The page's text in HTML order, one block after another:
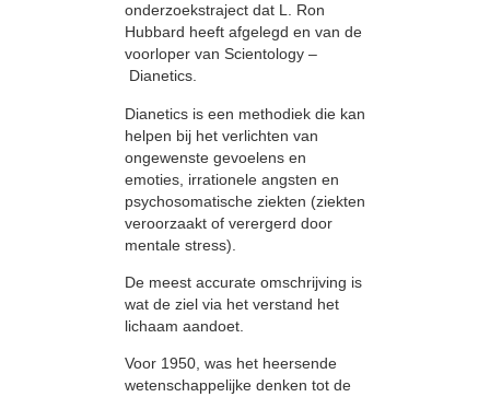
onderzoekstraject dat L. Ron
Hubbard heeft afgelegd en van de
voorloper van Scientology –
Dianetics.
Dianetics is een methodiek die kan
helpen bij het verlichten van
ongewenste gevoelens en
emoties, irrationele angsten en
psychosomatische ziekten (ziekten
veroorzaakt of verergerd door
mentale stress).
De meest accurate omschrijving is
wat de ziel via het verstand het
lichaam aandoet.
Voor 1950, was het heersende
wetenschappelijke denken tot de